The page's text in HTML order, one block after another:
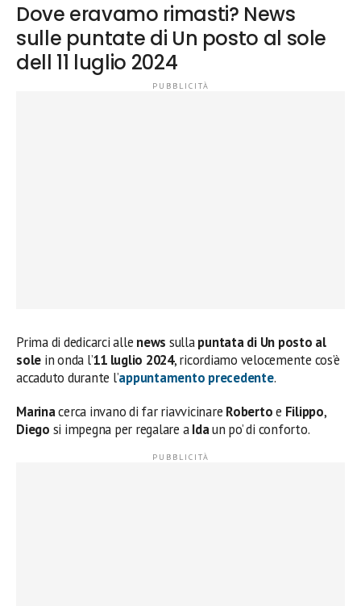
Dove eravamo rimasti? News
sulle puntate di Un posto al sole
dell 11 luglio 2024
Prima di dedicarci alle news sullapuntata di Un posto al
sole in onda l’11 luglio 2024, ricordiamo velocemente cos’è
accaduto durante l’appuntamento precedente.
Marinacerca invano di far riavvicinare Robertoe Filippo,
Diego si impegna per regalare aIdaun po’ di conforto.